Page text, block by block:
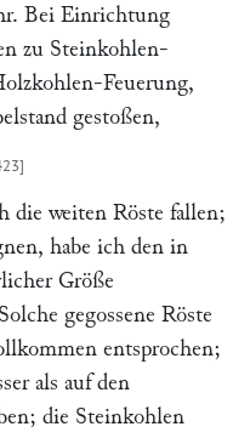
Bei Einrichtung
zu Steinkohlen-
Feuerung,
gestoßen,
die weiten Röste fallen;
habe ich den in
Größe
gegossene Röste
entsprochen;
als auf den
die Steinkohlen